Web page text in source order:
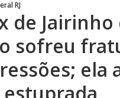
RJ
de Jairinho
sofreu
ela